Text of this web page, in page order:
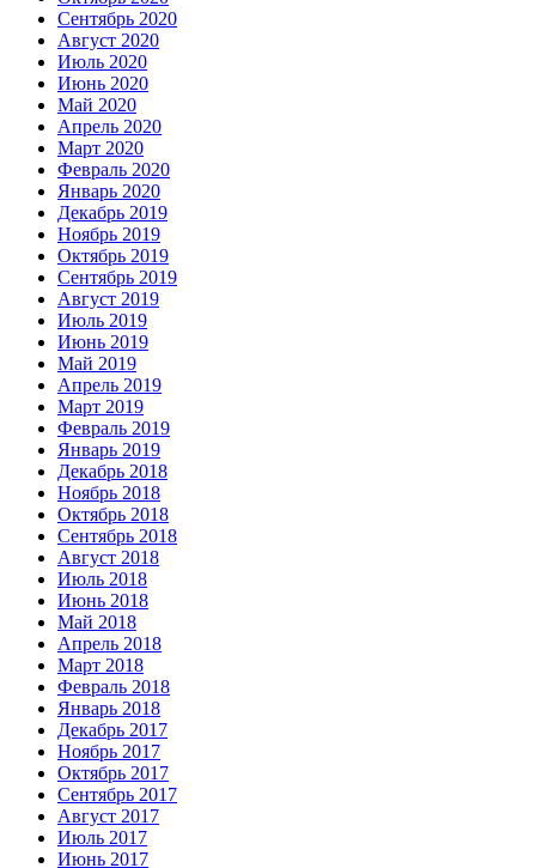
Сентябрь 2020
Август 2020
Июль 2020
Июнь 2020
Май 2020
Апрель 2020
Март 2020
Февраль 2020
Январь 2020
Декабрь 2019
Ноябрь 2019
Октябрь 2019
Сентябрь 2019
Август 2019
Июль 2019
Июнь 2019
Май 2019
Апрель 2019
Март 2019
Февраль 2019
Январь 2019
Декабрь 2018
Ноябрь 2018
Октябрь 2018
Сентябрь 2018
Август 2018
Июль 2018
Июнь 2018
Май 2018
Апрель 2018
Март 2018
Февраль 2018
Январь 2018
Декабрь 2017
Ноябрь 2017
Октябрь 2017
Сентябрь 2017
Август 2017
Июль 2017
Июнь 2017